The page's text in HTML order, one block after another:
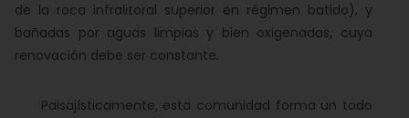
de la roca infralitoral superior en régimen batido), y
bañadas por aguas limpias y bien oxigenadas, cuya
renovación debe ser constante.
Paisajísticamente, esta comunidad forma un todo